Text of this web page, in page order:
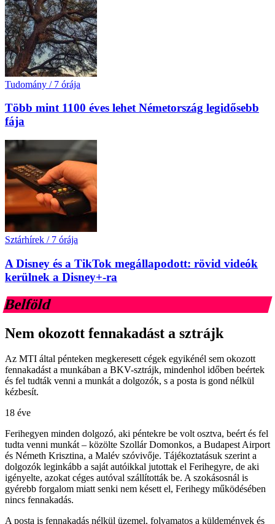
Tudomány / 7 órája
Több mint 1100 éves lehet Németország legidősebb
fája
Sztárhírek / 7 órája
A Disney és a TikTok megállapodott: rövid videók
kerülnek a Disney+-ra
Belföld
Nem okozott fennakadást a sztrájk
Az MTI által pénteken megkeresett cégek egyikénél sem okozott
fennakadást a munkában a BKV-sztrájk, mindenhol időben beértek
és fel tudták venni a munkát a dolgozók, s a posta is gond nélkül
kézbesít.
18 éve
Ferihegyen minden dolgozó, aki péntekre be volt osztva, beért és fel
tudta venni munkát – közölte Szollár Domonkos, a Budapest Airport
és Németh Krisztina, a Malév szóvivője. Tájékoztatásuk szerint a
dolgozók leginkább a saját autóikkal jutottak el Ferihegyre, de aki
igényelte, azokat céges autóval szállították be. A szokásosnál is
gyérebb forgalom miatt senki nem késett el, Ferihegy működésében
nincs fennakadás.
A posta is fennakadás nélkül üzemel, folyamatos a küldemények és